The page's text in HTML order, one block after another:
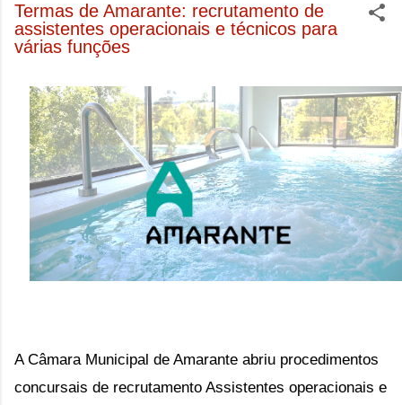
Termas de Amarante: recrutamento de
assistentes operacionais e técnicos para
várias funções
A Câmara Municipal de Amarante abriu procedimentos
concursais de recrutamento Assistentes operacionais e